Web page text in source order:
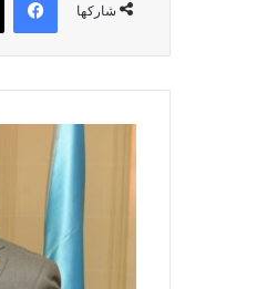
شاركها